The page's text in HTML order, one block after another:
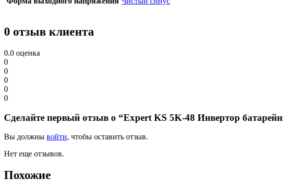
0 отзыв клиента
0.0 оценка
0
0
0
0
0
Сделайте первый отзыв о “Expert KS 5K-48 Инвертор
Вы должны войти, чтобы оставить отзыв.
Нет еще отзывов.
Похожие